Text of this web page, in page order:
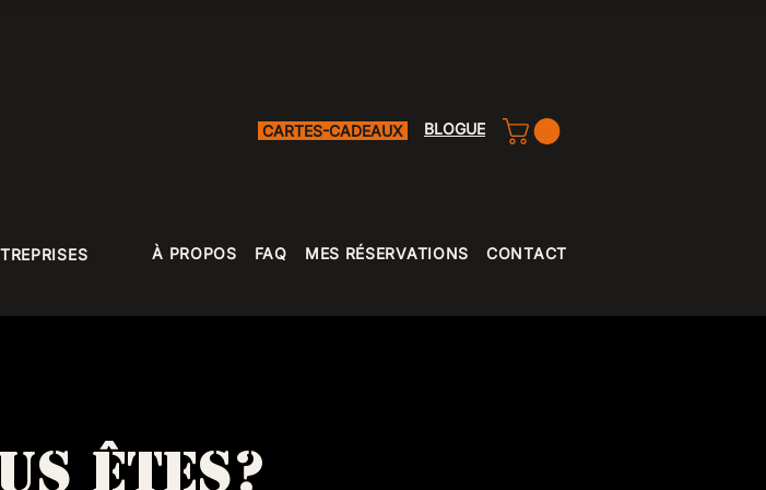
CARTES-CADEAUX BLOGUE
À PROPOS FAQ MES RÉSERVATIONS CONTACT
ÊTES?